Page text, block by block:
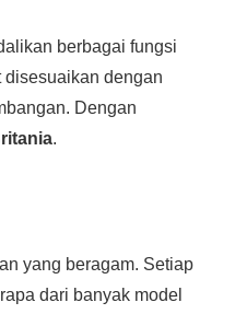
berbagai fungsi
disesuaikan dengan
Dengan
.
yang beragam. Setiap
dari banyak model